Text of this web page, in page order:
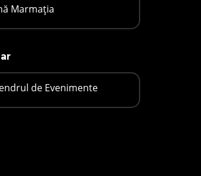
Marmația
de Evenimente